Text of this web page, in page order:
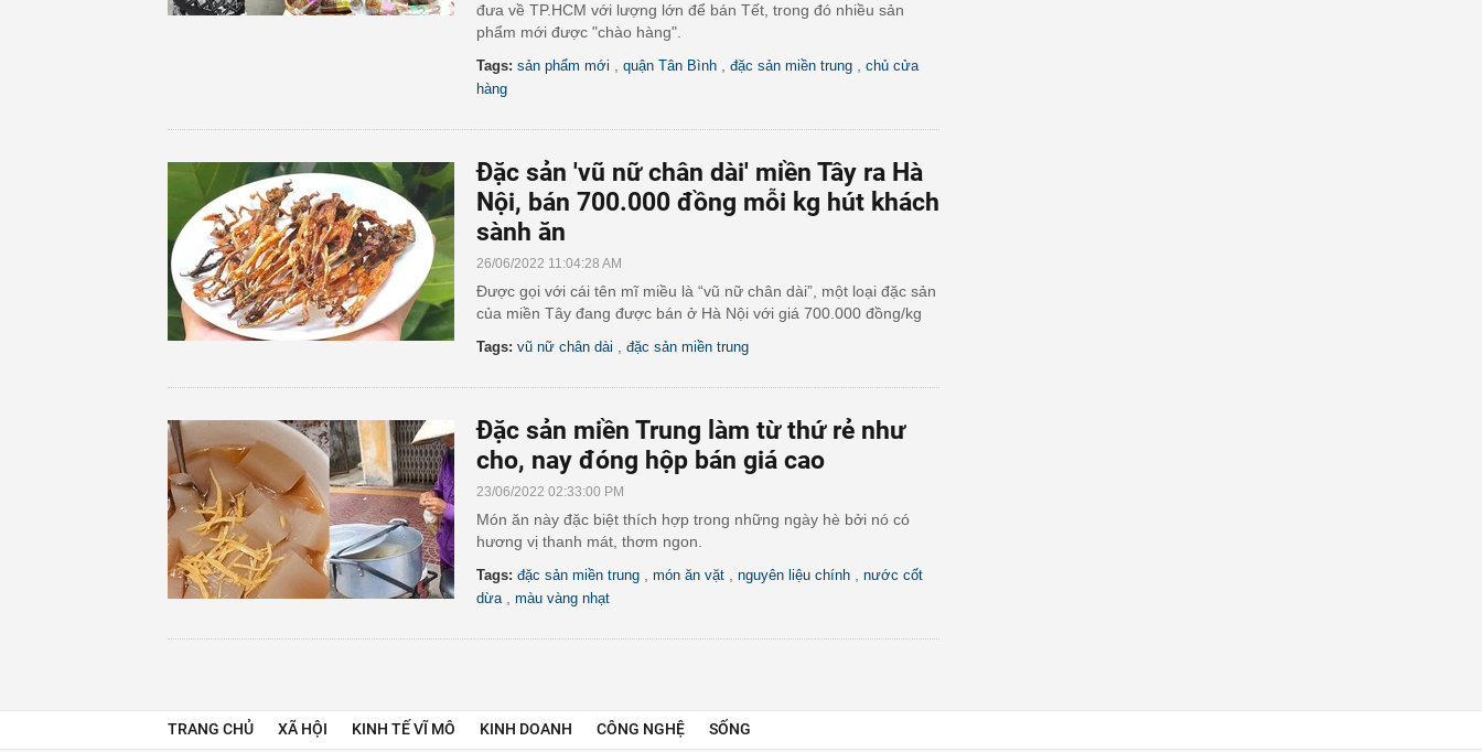
đưa về TP.HCM với lượng lớn để bán Tết, trong đó nhiều sản
phẩm mới được "chào hàng".
Tags: sản phẩm mới quận Tân Bình đặc sản miền trung
chủ cửa
hàng
Đặc sản 'vũ nữ chân dài' miền Tây ra Hà
Nội, bán 700.000 đồng mỗi kg hút khách
sành ăn
26/06/2022 11:04:28 AM
Được gọi với cái tên mĩ miều là “vũ nữ chân dài”, một loại đặc sản
của miền Tây đang được bán ở Hà Nội với giá 700.000 đồng/kg
Tags: vũ nữ chân dài đặc sản miền trung
Đặc sản miền Trung làm từ thứ rẻ như
cho, nay đóng hộp bán giá cao
23/06/2022 02:33:00 PM
Món ăn này đặc biệt thích hợp trong những ngày hè bởi nó có
hương vị thanh mát, thơm ngon.
Tags: đặc sản miền trung món ăn vặt nguyên liệu chính
nước cốt
dừa
màu vàng nhạt
TRANG CHỦ XÃ HỘI KINH TẾ VĨ MÔ KINH DOANH CÔNG NGHỆ SỐNG